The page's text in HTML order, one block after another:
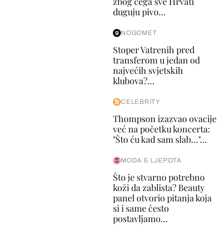
duguju pivo...
NOGOMET
Stoper Vatrenih pred
transferom u jedan od
najvećih svjetskih
klubova?...
CELEBRITY
Thompson izazvao ovacije
već na početku koncerta:
"Što ću kad sam slab..."...
MODA & LJEPOTA
Što je stvarno potrebno
koži da zablista? Beauty
panel otvorio pitanja koja
si i same često
postavljamo...